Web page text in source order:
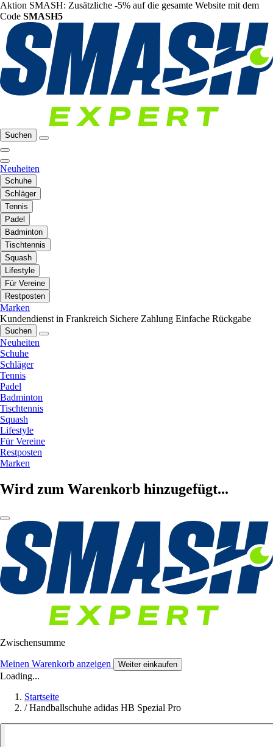
Aktion SMASH: Zusätzliche -5% auf die gesamte Website mit dem
Code SMASH5
Suchen
Neuheiten
Schuhe
Schläger
Tennis
Padel
Badminton
Tischtennis
Squash
Lifestyle
Für Vereine
Restposten
Marken
Kundendienst in Frankreich Sichere Zahlung Einfache Rückgabe
Suchen
Neuheiten
Schuhe
Schläger
Tennis
Padel
Badminton
Tischtennis
Squash
Lifestyle
Für Vereine
Restposten
Marken
Wird zum Warenkorb hinzugefügt...
Zwischensumme
Meinen Warenkorb anzeigen Weiter einkaufen
Loading...
Startseite
/ Handballschuhe adidas HB Spezial Pro